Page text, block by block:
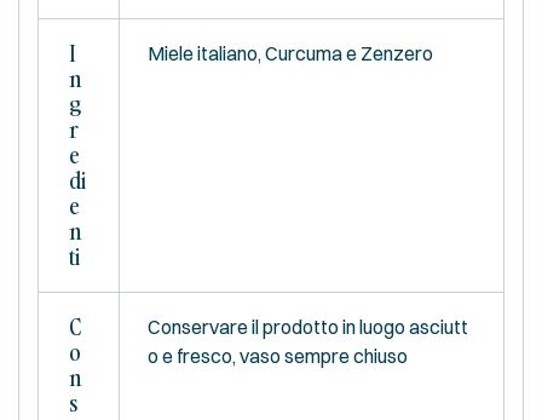
I
N
G
R
E
Di
E
N
Ti
Miele italiano, Curcuma e Zenzero
C
O
N
S
Conservare il prodotto in luogo asciutt
o e fresco, vaso sempre chiuso